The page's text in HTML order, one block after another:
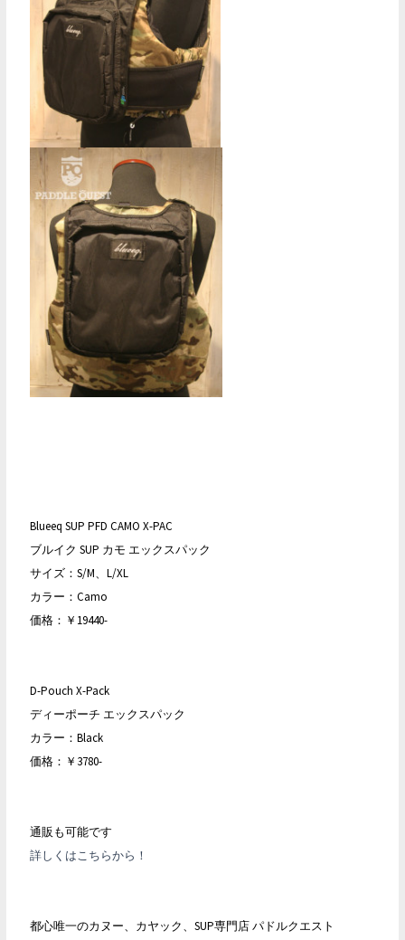
Blueeq SUP PFD CAMO X-PAC
ブルイク SUP カモ エックスパック
サイズ：S/M、L/XL
カラー：Camo
価格：￥19440-
D-Pouch X-Pack
ディーポーチ エックスパック
カラー：Black
価格：￥3780-
通販も可能です
詳しくはこちらから！
都心唯一のカヌー、カヤック、SUP専門店 パドルクエスト